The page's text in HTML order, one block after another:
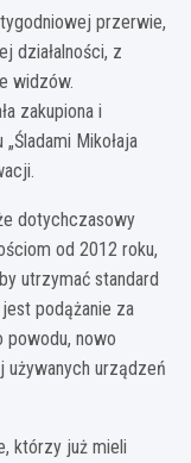
przerwie,
działalności, z
widzów.
zakupiona i
Mikołaja
dotychczasowy
od 2012 roku,
utrzymać standard
podążanie za
powodu, nowo
urządzeń
którzy już mieli